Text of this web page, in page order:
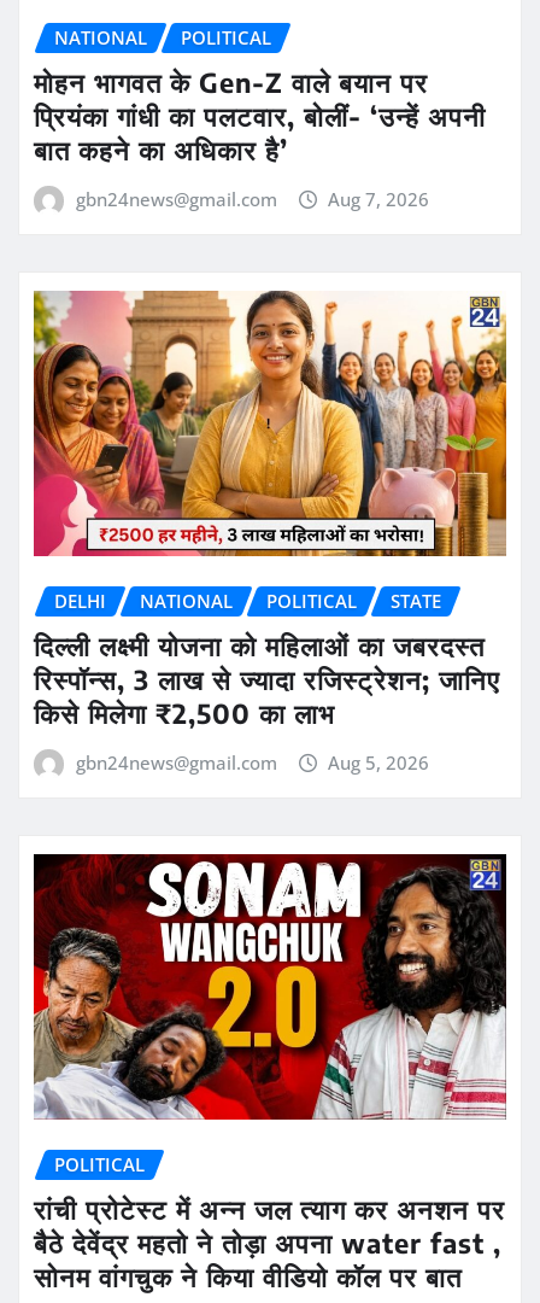
NATIONAL POLITICAL
मोहन भागवत के Gen-Z वाले बयान पर
प्रियंका गांधी का पलटवार, बोलीं- ‘उन्हें अपनी
बात कहने का अधिकार है’
gbn24news@gmail.com Aug 7, 2026
DELHI NATIONAL POLITICAL STATE
दिल्ली लक्ष्मी योजना को महिलाओं का जबरदस्त
रिस्पॉन्स, 3 लाख से ज्यादा रजिस्ट्रेशन; जानिए
किसे मिलेगा ₹2,500 का लाभ
gbn24news@gmail.com Aug 5, 2026
POLITICAL
रांची प्रोटेस्ट में अन्न जल त्याग कर अनशन पर
बैठे देवेंद्र महतो ने तोड़ा अपना water fast ,
सोनम वांगचुक ने किया वीडियो कॉल पर बात